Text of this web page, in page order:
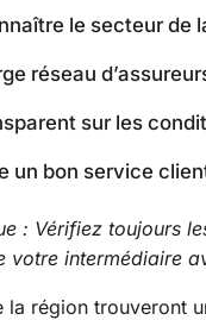
le secteur de
réseau
sur les
un bon service
: Vérifiez toujours
votre intermédiaire
la région trouveront